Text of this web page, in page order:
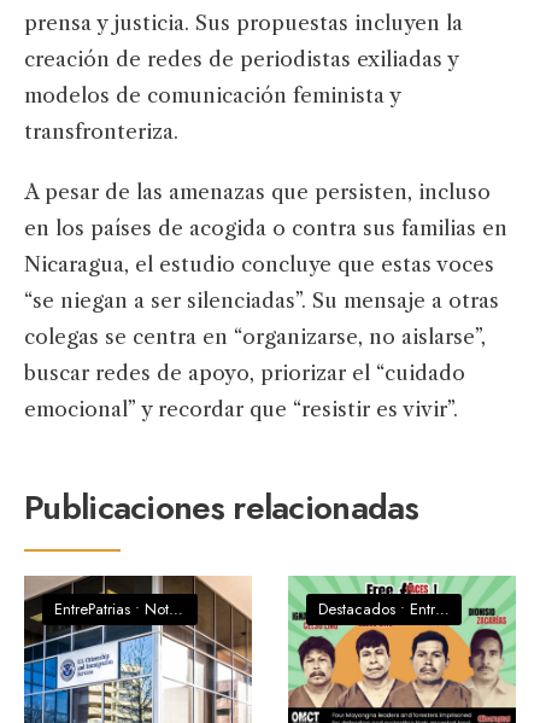
prensa y justicia. Sus propuestas incluyen la
creación de redes de periodistas exiliadas y
modelos de comunicación feminista y
transfronteriza.
A pesar de las amenazas que persisten, incluso
en los países de acogida o contra sus familias en
Nicaragua, el estudio concluye que estas voces
“se niegan a ser silenciadas”. Su mensaje a otras
colegas se centra en “organizarse, no aislarse”,
buscar redes de apoyo, priorizar el “cuidado
emocional” y recordar que “resistir es vivir”.
Publicaciones relacionadas
EntrePatrias • Noticias Destacados • EntrePatrias •